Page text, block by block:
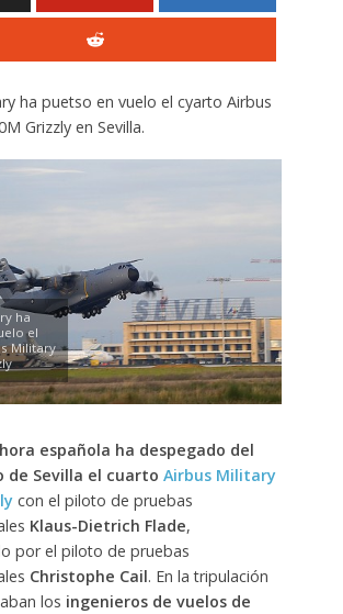
ha puetso en vuelo el cyarto Airbus
Grizzly en Sevilla.
ha
el
Military
española ha despegado del
de Sevilla el cuarto Airbus Military
con el piloto de pruebas
Klaus-Dietrich Flade,
por el piloto de pruebas
Christophe Cail. En la tripulación
los ingenieros de vuelos de